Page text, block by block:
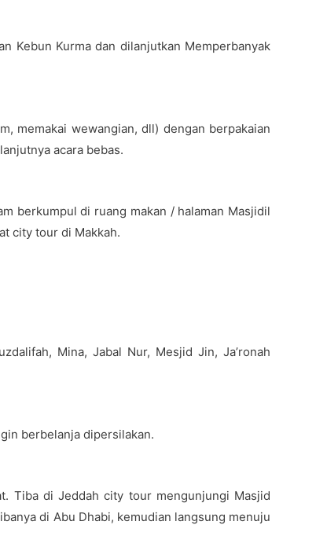
Kebun Kurma dan dilanjutkan Memperbanyak
memakai wewangian, dll) dengan berpakaian
acara bebas.
berkumpul di ruang makan / halaman Masjidil
city tour di Makkah.
Mina, Jabal Nur, Mesjid Jin, Ja’ronah
berbelanja dipersilakan.
Tiba di Jeddah city tour mengunjungi Masjid
di Abu Dhabi, kemudian langsung menuju